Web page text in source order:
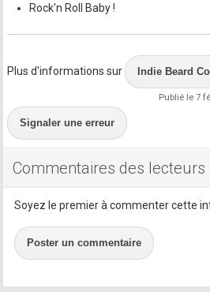
Rock'n Roll Baby !
Plus d'informations sur Indie Beard
Publié le 7
Signaler une erreur
Commentaires des lecteurs
Soyez le premier à commenter cette
Poster un commentaire